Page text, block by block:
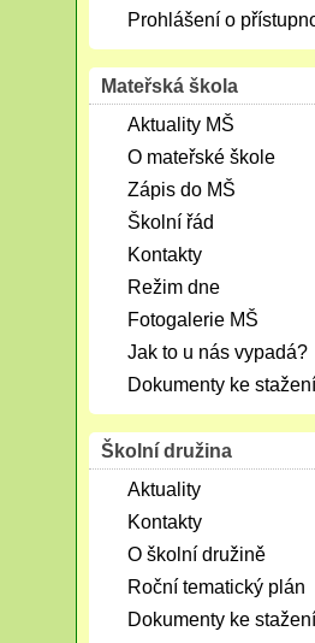
Prohlášení o
Mateřská škola
Aktuality MŠ
O mateřské škole
Zápis do MŠ
Školní řád
Kontakty
Režim dne
Fotogalerie MŠ
Jak to u nás vypadá?
Dokumenty ke stažení
Školní družina
Aktuality
Kontakty
O školní družině
Roční tematický plán
Dokumenty ke stažení